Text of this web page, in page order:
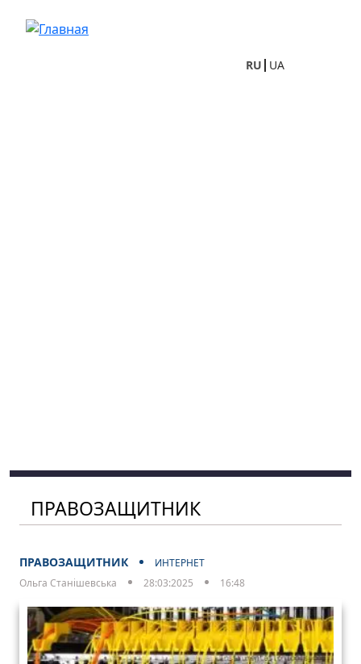
RU UA
ПРАВОЗАЩИТНИК
ПРАВОЗАЩИТНИК
ИНТЕРНЕТ
Ольга Станішевська
28:03:2025 16:48